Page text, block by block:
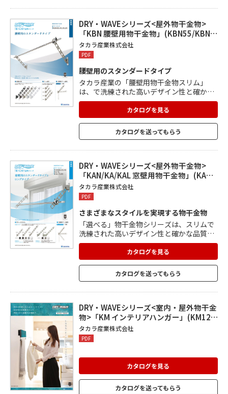
DRY・WAVEシリーズ<屋外物干金物>
「KBN 腰壁用物干金物」(KBN55/KBN…
タカラ産業株式会社
PDF
腰壁用のスタンダードタイプ
タカラ産業の「腰壁用物干金物スリム」
は、で洗練された高いデザイン性と確かな
品質が魅力。 アーム長さは、さまざまな広
さのベランダに対応できるよう4種類をご
用意。 取付金具は、支柱の幅の狭い手摺に
もなじむように従来品より幅が狭くなりま
した。 5色のカラーバリエーションで、ベ
カタログを見る
カタログを送ってもらう
DRY・WAVEシリーズ<屋外物干金物>
「KAN/KA/KAL 窓壁用物干金物」(KA…
タカラ産業株式会社
PDF
さまざまなスタイルを実現する物干金物
「選べる」物干金物シリーズは、スリムで
洗練された高いデザイン性と確かな品質が
特長。 「窓壁用スタンダードタイプ」はス
タンダードなベランダ広さに対応できるよ
う、3種類のアーム長さをご用意。 「窓壁
用ロングタイプ」はサッシ(壁)から竿を離
したいとき、竿を多く使用したいとき、戸
ベランダの雰囲気、手すりやサッシなどに
合わせて選ぶことができます。
カタログを見る
カタログを送ってもらう
DRY・WAVEシリーズ<室内・屋外物干金
物>「KM インテリアハンガー」(KM12…
タカラ産業株式会社
PDF
カタログを見る
カタログを送ってもらう